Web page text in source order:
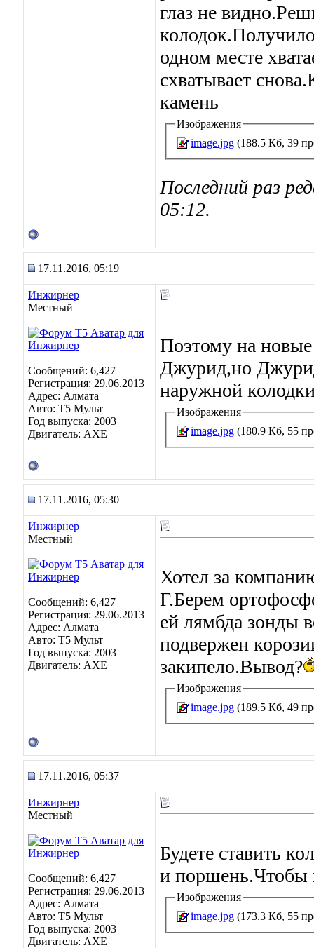
глаз не
одном месте
схватывает
камень
Изображения
image.jpg (188.5 Кб, 39
Последний раз
05:12.
17.11.2016, 05:19
Инжирнер
Местный
Сообщений: 6,427
Регистрация: 29.06.2013
Адрес: Алмата
Авто: Т5 Мульт
Год выпуска: 2003
Двигатель: АХЕ
Поэтому на
Джурид,но
наружной
Изображения
image.jpg (180.9 Кб, 55
17.11.2016, 05:30
Инжирнер
Местный
Сообщений: 6,427
Регистрация: 29.06.2013
Адрес: Алмата
Авто: Т5 Мульт
Год выпуска: 2003
Двигатель: АХЕ
Хотел за
Г.Берем
ей лямбда зонды
подвержен
закипело.Вывод?
Изображения
image.jpg (189.5 Кб, 49
17.11.2016, 05:37
Инжирнер
Местный
Сообщений: 6,427
Регистрация: 29.06.2013
Адрес: Алмата
Авто: Т5 Мульт
Год выпуска: 2003
Двигатель: АХЕ
Будете ставить
и поршень.Чтобы
Изображения
image.jpg (173.3 Кб, 55